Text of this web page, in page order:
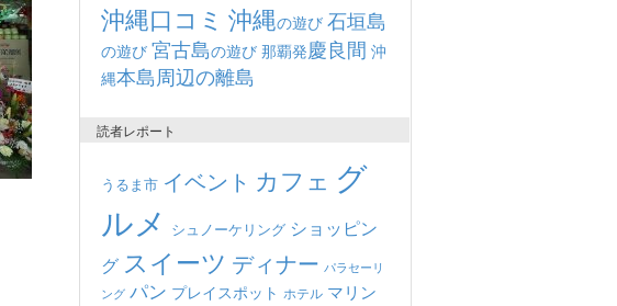
沖縄口コミ 沖縄の遊び 石垣島
の遊び 宮古島の遊び 那覇発慶良間 沖
縄本島周辺の離島
読者レポート
うるま市 イベント カフェ グ
ルメ シュノーケリング ショッピン
グ スイーツ ディナー パラセーリ
ング パン プレイスポット ホテル マリン